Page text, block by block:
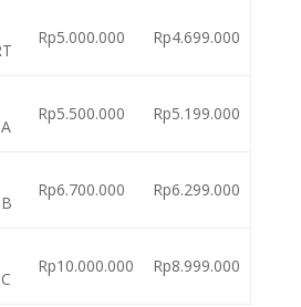
Rp5.000.000 Rp4.699.000
Rp5.500.000 Rp5.199.000
Rp6.700.000 Rp6.299.000
Rp10.000.000 Rp8.999.000